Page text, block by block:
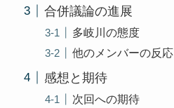
合併議論の進展
多岐川の態度
他のメンバーの反応
感想と期待
次回への期待